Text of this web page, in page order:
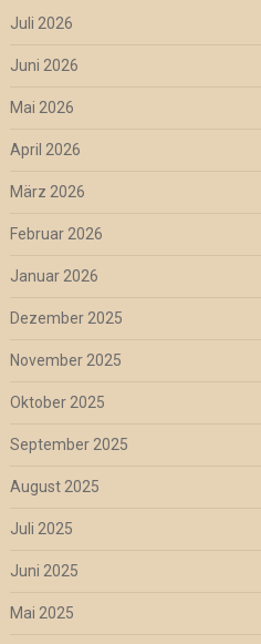
Juli 2026
Juni 2026
Mai 2026
April 2026
März 2026
Februar 2026
Januar 2026
Dezember 2025
November 2025
Oktober 2025
September 2025
August 2025
Juli 2025
Juni 2025
Mai 2025